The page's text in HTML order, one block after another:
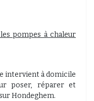
pompes à chaleur
intervient à domicile
poser, réparer et
Hondeghem.